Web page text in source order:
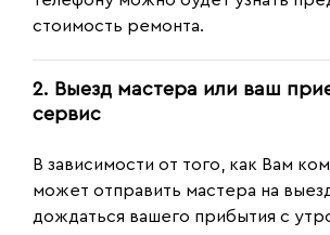
стоимость ремонта.
2. Выезд мастера или ваш
сервис
В зависимости от того, как Вам
может отправить мастера на
дождаться вашего прибытия с